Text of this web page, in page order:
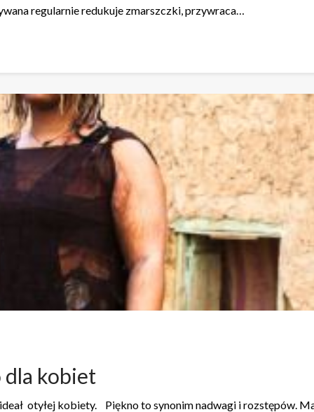
regularnie redukuje zmarszczki, przywraca…
dla kobiet
kobiety. Piękno to synonim nadwagi i rozstępów.